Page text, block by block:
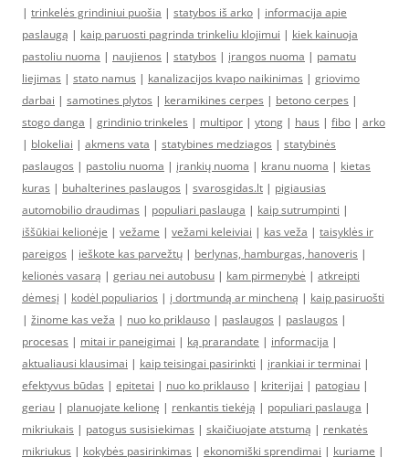
| trinkelės grindiniui puošia | statybos iš arko | informacija apie
paslaugą | kaip paruosti pagrinda trinkeliu klojimui | kiek kainuoja
pastoliu nuoma | naujienos | statybos | įrangos nuoma | pamatu
liejimas | stato namus | kanalizacijos kvapo naikinimas | griovimo
darbai | samotines plytos | keramikines cerpes | betono cerpes |
stogo danga | grindinio trinkeles | multipor | ytong | haus | fibo | arko
| blokeliai | akmens vata | statybines medziagos | statybinės
paslaugos | pastoliu nuoma | įrankių nuoma | kranu nuoma | kietas
kuras | buhalterines paslaugos | svarosgidas.lt | pigiausias
automobilio draudimas | populiari paslauga | kaip sutrumpinti |
iššūkiai kelionėje | vežame | vežami keleiviai | kas veža | taisyklės ir
pareigos | ieškote kas parvežtų | berlynas, hamburgas, hanoveris |
kelionės vasarą | geriau nei autobusu | kam pirmenybė | atkreipti
dėmesį | kodėl populiarios | į dortmundą ar mincheną | kaip pasiruošti
| žinome kas veža | nuo ko priklauso | paslaugos | paslaugos |
procesas | mitai ir paneigimai | ką prarandate | informacija |
aktualiausi klausimai | kaip teisingai pasirinkti | įrankiai ir terminai |
efektyvus būdas | epitetai | nuo ko priklauso | kriterijai | patogiau |
geriau | planuojate kelionę | renkantis tiekėją | populiari paslauga |
mikriukais | patogus susisiekimas | skaičiuojate atstumą | renkatės
mikriukus | kokybės pasirinkimas | ekonomiški sprendimai | kuriame |